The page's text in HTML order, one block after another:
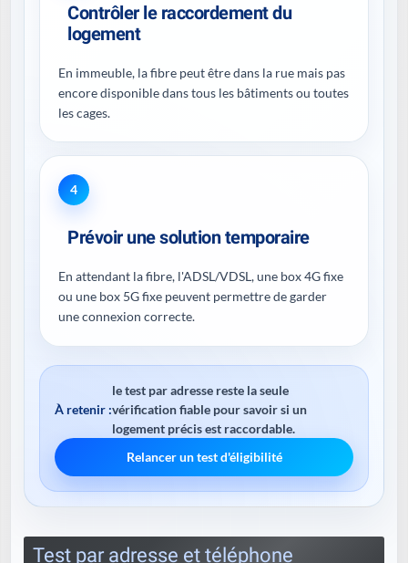
Contrôler le raccordement du
logement
En immeuble, la fibre peut être dans la rue mais pas
encore disponible dans tous les bâtiments ou toutes
les cages.
4
Prévoir une solution temporaire
En attendant la fibre, l'ADSL/VDSL, une box 4G fixe
ou une box 5G fixe peuvent permettre de garder
une connexion correcte.
À retenir :
le test par adresse reste la seule
vérification fiable pour savoir si un
logement précis est raccordable.
Relancer un test d'éligibilité
Test par adresse et téléphone